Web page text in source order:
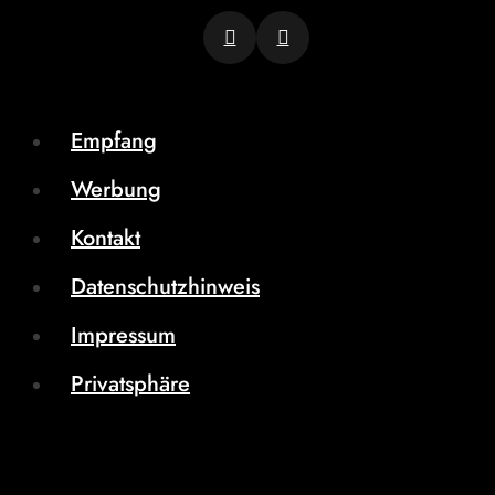
Empfang
Werbung
Kontakt
Datenschutzhinweis
Impressum
Privatsphäre